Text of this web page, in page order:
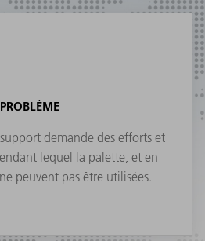
PROBLÈME
demande des efforts et
lequel la palette, et en
peuvent pas être utilisées.